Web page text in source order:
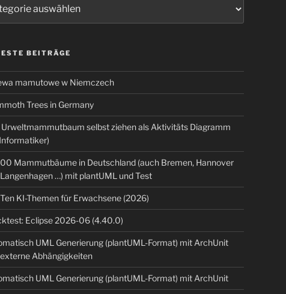
BEITRÄGE
mamutowe w Niemczech
Trees in Germany
Urweltmammutbaum selbst ziehen als Aktivitäts Diagramm
Mammutbäume in Deutschland (auch Bremen, Hannover
…) mit plantUML und Test
KI-Themen für Erwachsene (2026)
Eclipse 2026-06 (4.40.0)
UML Generierung (plantUML-Format) mit ArchUnit
Abhängigkeiten
UML Generierung (plantUML-Format) mit ArchUnit